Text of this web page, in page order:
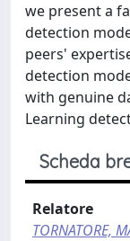
we present a
detection
peers'
detection
with genuine
Learning
Scheda
Relatore
TORNATORE,